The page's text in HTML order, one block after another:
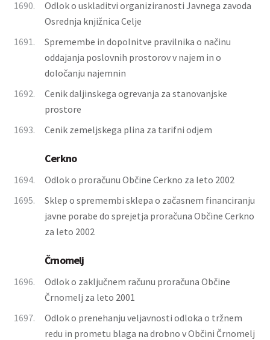
1690.
Odlok o uskladitvi organiziranosti Javnega zavoda
Osrednja knjižnica Celje
1691.
Spremembe in dopolnitve pravilnika o načinu
oddajanja poslovnih prostorov v najem in o
določanju najemnin
1692.
Cenik daljinskega ogrevanja za stanovanjske
prostore
1693.
Cenik zemeljskega plina za tarifni odjem
Cerkno
1694.
Odlok o proračunu Občine Cerkno za leto 2002
1695.
Sklep o spremembi sklepa o začasnem financiranju
javne porabe do sprejetja proračuna Občine Cerkno
za leto 2002
Črnomelj
1696.
Odlok o zaključnem računu proračuna Občine
Črnomelj za leto 2001
1697.
Odlok o prenehanju veljavnosti odloka o tržnem
redu in prometu blaga na drobno v Občini Črnomelj